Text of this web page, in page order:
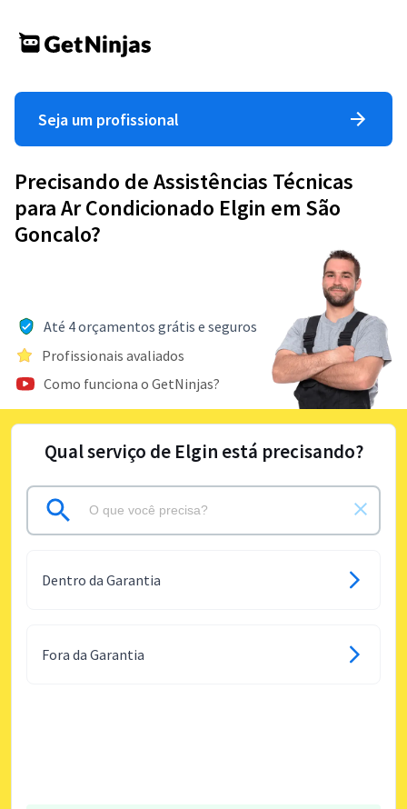
Seja um profissional
Precisando de Assistências Técnicas
para Ar Condicionado Elgin em São
Goncalo?
Até 4 orçamentos grátis e seguros
Profissionais avaliados
Como funciona o GetNinjas?
Qual serviço de Elgin está precisando?
Dentro da Garantia
Fora da Garantia